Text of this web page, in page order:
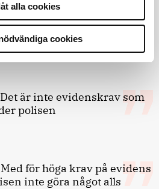
alla cookies
cookies
Det handlar om
– inte om
motiv
Det är inte evidenskrav som
polisen
Med för höga krav på evidens
inte göra något alls